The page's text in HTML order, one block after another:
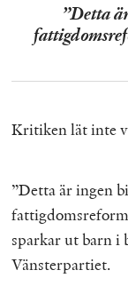
”Detta
Kritiken lät inte
”Detta är ingen
sparkar ut barn i
Vänsterpartiet.